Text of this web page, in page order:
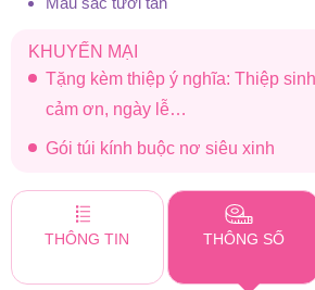
KHUYẾN MẠI
Tặng kèm thiệp ý nghĩa: Thiệp
cảm ơn, ngày lễ…
Gói túi kính buộc nơ siêu xinh
THÔNG TIN THÔNG SỐ